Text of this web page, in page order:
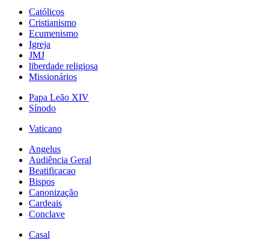
Católicos
Cristianismo
Ecumenismo
Igreja
JMJ
liberdade religiosa
Missionários
Papa Leão XIV
Sínodo
Vaticano
Angelus
Audiência Geral
Beatificacao
Bispos
Canonização
Cardeais
Conclave
Casal